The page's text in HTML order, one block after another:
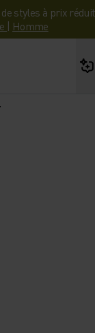
styles à prix
| Homme